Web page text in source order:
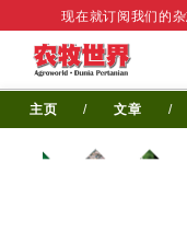
现在就订阅我们的
主页 / 文章 /